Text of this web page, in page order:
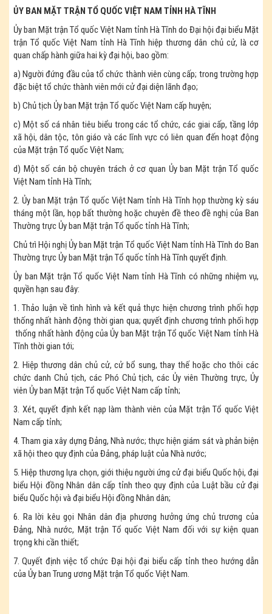
ỦY BAN MẶT TRẬN TỔ QUỐC VIỆT NAM TỈNH HÀ TĨNH
Ủy ban Mặt trận Tổ quốc Việt Nam tỉnh Hà Tĩnh do Đại hội đại biểu Mặt
trận Tổ quốc Việt Nam tỉnh Hà Tĩnh hiệp thương dân chủ cử, là cơ
quan chấp hành giữa hai kỳ đại hội, bao gồm:
a) Người đứng đầu của tổ chức thành viên cùng cấp; trong trường hợp
đặc biệt tổ chức thành viên mới cử đại diện lãnh đạo;
b) Chủ tịch Ủy ban Mặt trận Tổ quốc Việt Nam cấp huyện;
c) Một số cá nhân tiêu biểu trong các tổ chức, các giai cấp, tầng lớp
xã hội, dân tộc, tôn giáo và các lĩnh vực có liên quan đến hoạt động
của Mặt trận Tổ quốc Việt Nam;
d) Một số cán bộ chuyên trách ở cơ quan Ủy ban Mặt trận Tổ quốc
Việt Nam tỉnh Hà Tĩnh;
2. Ủy ban Mặt trận Tổ quốc Việt Nam tỉnh Hà Tĩnh họp thường kỳ sáu
tháng một lần, họp bất thường hoặc chuyên đề theo đề nghị của Ban
Thường trực Ủy ban Mặt trận Tổ quốc tỉnh Hà Tĩnh;
Chủ trì Hội nghị Ủy ban Mặt trận Tổ quốc Việt Nam tỉnh Hà Tĩnh do Ban
Thường trực Ủy ban Mặt trận Tổ quốc tỉnh Hà Tĩnh quyết định.
Ủy ban Mặt trận Tổ quốc Việt Nam tỉnh Hà Tĩnh có những nhiệm vụ,
quyền hạn sau đây:
1. Thảo luận về tình hình và kết quả thực hiện chương trình phối hợp
thống nhất hành động thời gian qua; quyết định chương trình phối hợp
thống nhất hành động của Ủy ban Mặt trận Tổ quốc Việt Nam tỉnh Hà
Tĩnh thời gian tới;
2. Hiệp thương dân chủ cử, cử bổ sung, thay thế hoặc cho thôi các
chức danh Chủ tịch, các Phó Chủ tịch, các Ủy viên Thường trực, Ủy
viên Ủy ban Mặt trận Tổ quốc Việt Nam cấp tỉnh;
3. Xét, quyết định kết nạp làm thành viên của Mặt trận Tổ quốc Việt
Nam cấp tỉnh;
4. Tham gia xây dựng Đảng, Nhà nước; thực hiện giám sát và phản biện
xã hội theo quy định của Đảng, pháp luật của Nhà nước;
5. Hiệp thương lựa chọn, giới thiệu người ứng cử đại biểu Quốc hội, đại
biểu Hội đồng Nhân dân cấp tỉnh theo quy định của Luật bầu cử đại
biểu Quốc hội và đại biểu Hội đồng Nhân dân;
6. Ra lời kêu gọi Nhân dân địa phương hưởng ứng chủ trương của
Đảng, Nhà nước, Mặt trận Tổ quốc Việt Nam đối với sự kiện quan
trọng khi cần thiết;
7. Quyết định việc tổ chức Đại hội đại biểu cấp tỉnh theo hướng dẫn
của Ủy ban Trung ương Mặt trận Tổ quốc Việt Nam.